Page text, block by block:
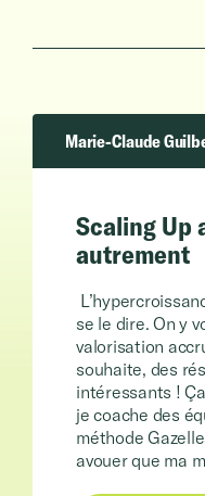
Marie-Claude
Scaling Up
autrement
se le dire. On y
valorisation
souhaite, des
intéressants !
je coache des
méthode
avouer que ma